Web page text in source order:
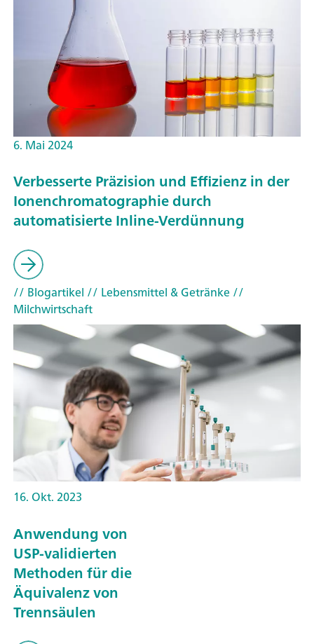
6. Mai 2024
Verbesserte Präzision und Effizienz in der
Ionenchromatographie durch
automatisierte Inline-Verdünnung
// Blogartikel // Lebensmittel & Getränke//
Milchwirtschaft
16. Okt. 2023
Anwendung von
USP-validierten
Methoden für die
Äquivalenz von
Trennsäulen